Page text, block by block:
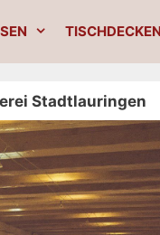
TISCHDECKEN
Stadtlauringen